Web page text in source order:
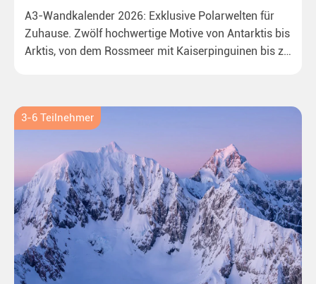
A3-Wandkalender 2026: Exklusive Polarwelten für
Zuhause. Zwölf hochwertige Motive von Antarktis bis
Arktis, von dem Rossmeer mit Kaiserpinguinen bis zu
3-6 Teilnehmer